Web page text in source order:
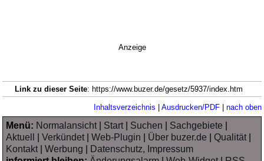
Anzeige
Link zu dieser Seite: https://www.buzer.de/gesetz/5937/index.htm
Inhaltsverzeichnis Ausdrucken/PDF| nach oben
Menü: Normalansicht| Start| Suchen Sachgebiete
Aktuell
|Verkündet|Web-Plugin Über buzer.de |Qualität|
Kontakt|Werbung
Datenschutz, Impressum